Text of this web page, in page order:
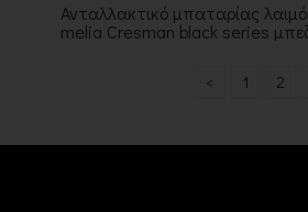
Ανταλλακτικό μπαταρίας
melia Cresman black series
< 1 2